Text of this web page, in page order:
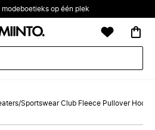
modeboetieks op één plek
/Sportswear Club Fleece Pullover Hoodie